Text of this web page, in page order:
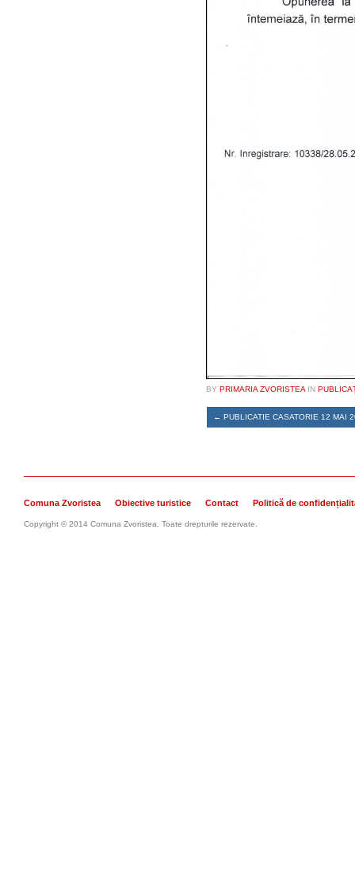
BY PRIMARIA ZVORISTEA IN
← PUBLICATIE CASATORIE 12 MAI
Comuna Zvoristea Obiective turistice Contact Politică de
Copyright © 2014 Comuna Zvoristea. Toate drepturile rezervate.